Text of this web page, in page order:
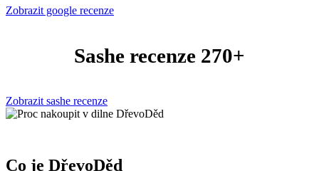
Zobrazit google recenze
Sashe recenze 270+
Zobrazit sashe recenze
Co je DřevoDěd